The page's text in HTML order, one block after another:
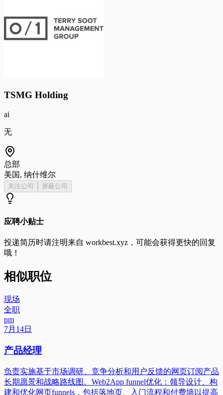
TSMG Holding
ai
无
总部
美国, 纳什维尔
关注公司 屏蔽公司
应聘小贴士
投递简历时请注明来自 workbest.xyz ，可能会获得更快的回复
哦！
相似职位
现场
全职
pm
7月14日
产品经理
负责实施基于市场调研、竞争分析和用户反馈的网页订阅产品
长期愿景和战略路线图。Web2App funnel优化：领导设计、构
建和优化网页funnels，包括落地页、入门流程和付费墙以提高